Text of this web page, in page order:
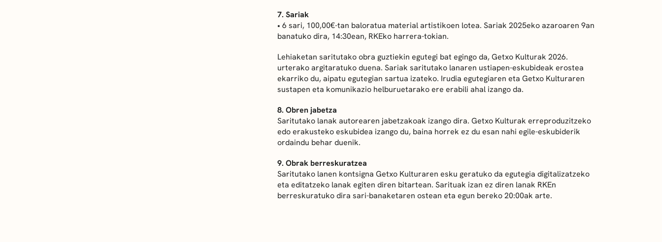
7. Sariak
• 6 sari, 100,00€-tan baloratua material artistikoen lotea. Sariak 2025eko azaroaren 9an
banatuko dira, 14:30ean, RKEko harrera-tokian.
Lehiaketan saritutako obra guztiekin egutegi bat egingo da, Getxo Kulturak 2026.
urterako argitaratuko duena. Sariak saritutako lanaren ustiapen-eskubideak erostea
ekarriko du, aipatu egutegian sartua izateko. Irudia egutegiaren eta Getxo Kulturaren
sustapen eta komunikazio helburuetarako ere erabili ahal izango da.
8. Obren jabetza
Saritutako lanak autorearen jabetzakoak izango dira. Getxo Kulturak erreproduzitzeko
edo erakusteko eskubidea izango du, baina horrek ez du esan nahi egile-eskubiderik
ordaindu behar duenik.
9. Obrak berreskuratzea
Saritutako lanen kontsigna Getxo Kulturaren esku geratuko da egutegia digitalizatzeko
eta editatzeko lanak egiten diren bitartean. Sarituak izan ez diren lanak RKEn
berreskuratuko dira sari-banaketaren ostean eta egun bereko 20:00ak arte.